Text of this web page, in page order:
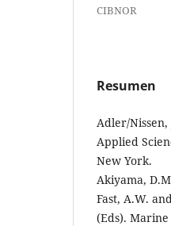
CIBNOR
Resumen
Adler/
Applied
New York.
Akiyama,
Fast, A.W.
(Eds).